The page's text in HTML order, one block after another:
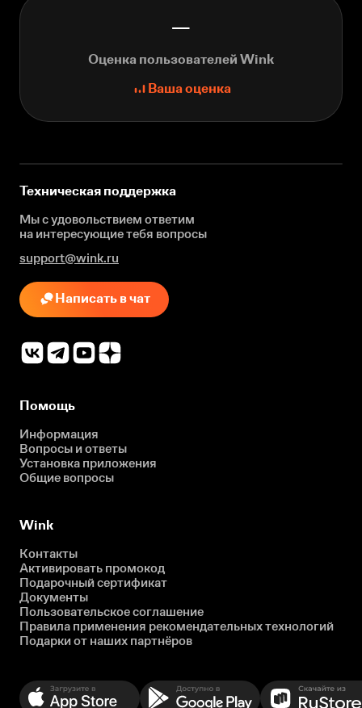
—
Оценка пользователей Wink
Ваша оценка
Техническая поддержка
Мы с удовольствием ответим
на интересующиетебя вопросы
support@wink.ru
Написать в чат
Помощь
Информация
Вопросы и ответы
Установка приложения
Общие вопросы
Wink
Контакты
Активировать промокод
Подарочный сертификат
Документы
Пользовательское соглашение
Правила применения рекомендательных технологий
Подарки от наших партнёров